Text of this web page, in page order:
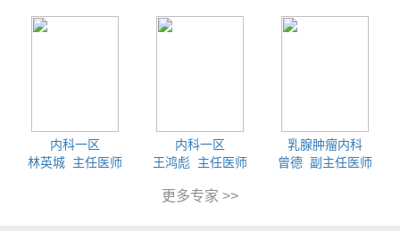
内科一区
林英城 主任医师
内科一区
王鸿彪 主任医师
乳腺肿瘤内科
曾德 副主任医师
更多专家 >>